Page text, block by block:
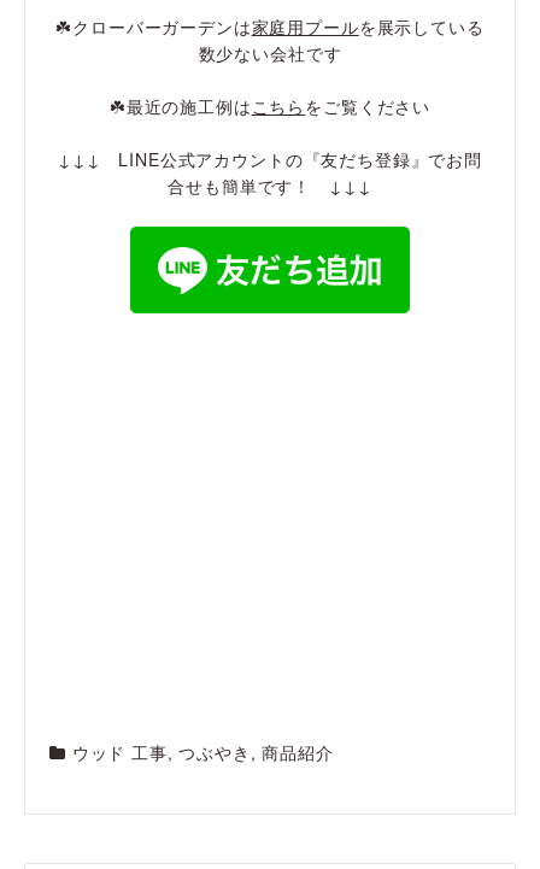
☘️クローバーガーデンは家庭用プールを展示している
数少ない会社です
☘️最近の施工例は こちら をご覧ください
↓↓↓ LINE公式アカウントの『友だち登録』でお問
合せも簡単です！ ↓↓↓
ウッド 工事,つぶやき ,商品紹介